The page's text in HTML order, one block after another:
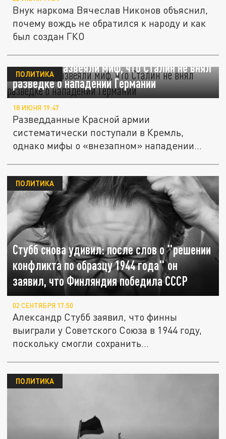
Внук наркома Вячеслав Никонов объяснил,
почему вождь не обратился к народу и как
был создан ГКО
Эксперты развеяли миф, что Сталин не внял
разведке о нападении Германии
ПОЛИТИКА
18 ИЮНЯ 19:47
Разведданные Красной армии
систематически поступали в Кремль,
однако мифы о «внезапном» нападении
Стубб снова удивил: после слов о "решении
конфликта по образцу 1944 года" он
заявил, что Финляндия победила СССР
ПОЛИТИКА
02 СЕНТЯБРЯ 17:50
Александр Стубб заявил, что финны
выиграли у Советского Союза в 1944 году,
поскольку смогли сохранить...
ПОЛИТИКА